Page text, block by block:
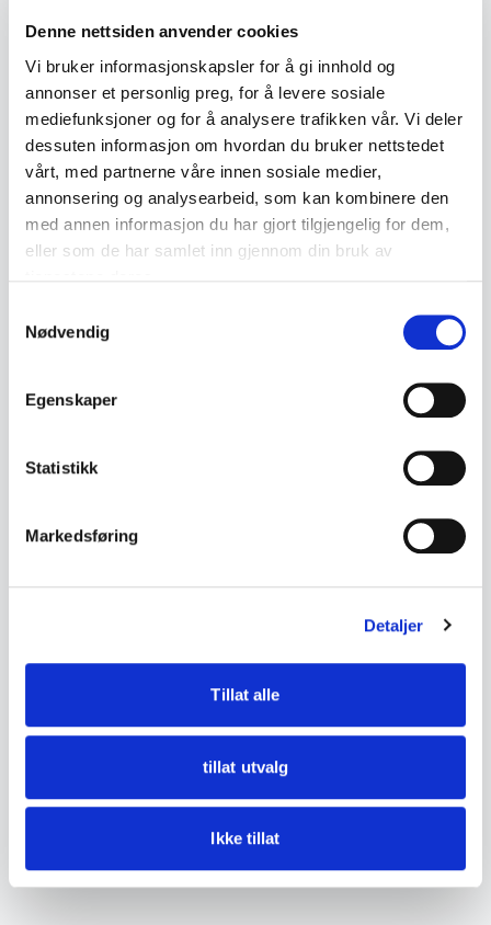
Denne nettsiden anvender cookies
Vi bruker informasjonskapsler for å gi innhold og
annonser et personlig preg, for å levere sosiale
mediefunksjoner og for å analysere trafikken vår. Vi deler
dessuten informasjon om hvordan du bruker nettstedet
vårt, med partnerne våre innen sosiale medier,
annonsering og analysearbeid, som kan kombinere den
med annen informasjon du har gjort tilgjengelig for dem,
eller som de har samlet inn gjennom din bruk av
Nødvendig
Egenskaper
Statistikk
Markedsføring
Detaljer
Tillat alle
tillat utvalg
Ikke tillat
Eldre elektrisk signallykt brukt av Norges
Robust utførelse i metall med bærehåndtak, stor
frontlinse og batterikammer.
• Elektrisk signallykt / jernbanelykt
• Brukt av NSB
• Metallutførelse med bærehåndtak
• Fremstår som eldre
Betydelig aldersslitasje med rust, korrosjon,
avskallet maling og manglende deler. Funksjon
bruks merker og mangler